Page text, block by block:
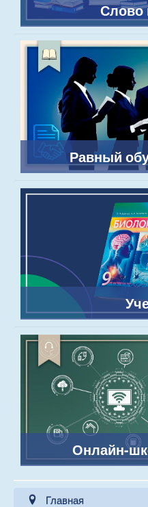
Слово
Равный
Онлайн-
Главная